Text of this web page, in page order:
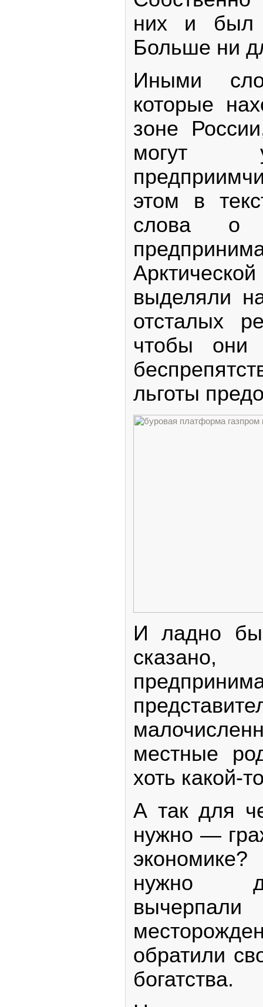
них и был
Больше ни
Иными
которые
зоне
могут
этом в
слова о
выделяли
отсталых
чтобы они
льготы
И ладно
местные
хоть какой-
А так для
нужно —
нужно
вычерпали
обратили
богатства.